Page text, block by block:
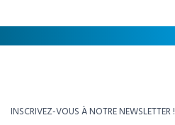
INSCRIVEZ-VOUS À NOTRE NEWSLETTER !